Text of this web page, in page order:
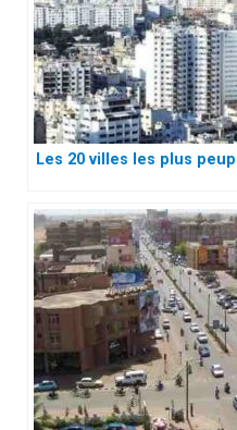
Les 20 villes les plus